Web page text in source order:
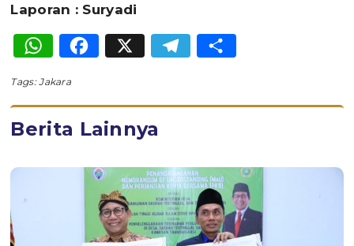
Laporan : Suryadi
WhatsApp
Facebook
X Telegram
Tags:Jakara
Berita Lainnya